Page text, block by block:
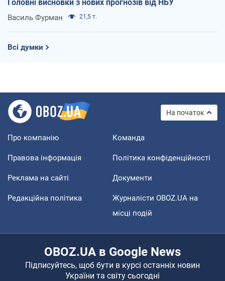
Головні висновки з нових прогнозів від НБУ
Василь Фурман 21,5 т.
Всі думки
На початок
Про компанію Команда
Правова інформація Політика конфіденційності
Реклама на сайті Документи
Редакційна політика
Журналісти OBOZ.UA на
місці подій
OBOZ.UA в Google News
Підписуйтесь, щоб бути в курсі останніх новин
України та світу сьогодні